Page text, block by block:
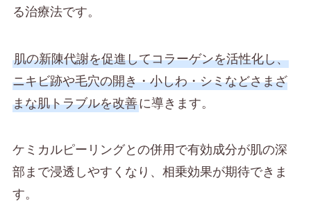
る治療法です。
肌の新陳代謝を促進してコラーゲンを活性化し、
ニキビ跡や毛穴の開き・小しわ・シミなどさまざ
まな肌トラブルを改善に導きます。
ケミカルピーリングとの併用で有効成分が肌の深
部まで浸透しやすくなり、相乗効果が期待できま
す。